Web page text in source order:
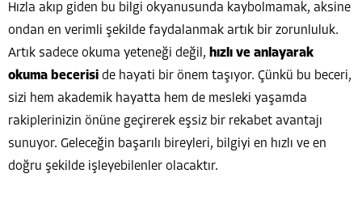
Hızla akıp giden bu bilgi okyanusunda kaybolmamak, aksine
ondan en verimli şekilde faydalanmak artık bir zorunluluk.
Artık sadece okuma yeteneği değil, hızlı ve anlayarak
okuma becerisi de hayati bir önem taşıyor. Çünkü bu beceri,
sizi hem akademik hayatta hem de mesleki yaşamda
rakiplerinizin önüne geçirerek eşsiz bir rekabet avantajı
sunuyor. Geleceğin başarılı bireyleri, bilgiyi en hızlı ve en
doğru şekilde işleyebilenler olacaktır.